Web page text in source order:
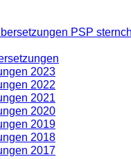
PSP
2023
2022
2021
2020
2019
2018
2017